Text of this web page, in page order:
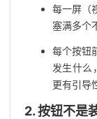
每一屏（
塞满多个
每个按钮
发生什么
更有引导
2. 按钮不是